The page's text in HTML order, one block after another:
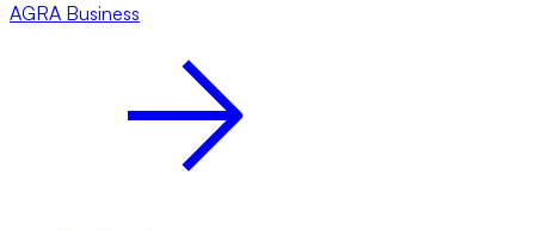
AGRA Business